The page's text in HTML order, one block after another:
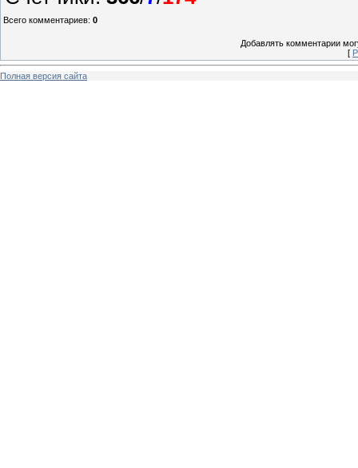
Всего комментариев: 0
Добавлять комментарии
[
Полная версия сайта